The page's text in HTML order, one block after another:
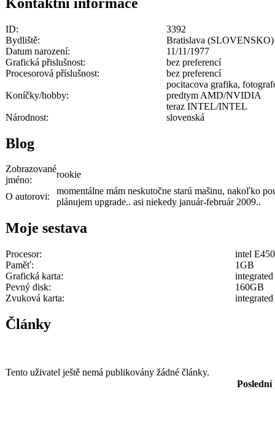
ID:
3392
Bydliště:
Bratislava (SLOVENSKO)
Datum narození:
11/11/1977
Grafická přislušnost:
bez preferencí
Procesorová příslušnost:
bez preferencí
Koníčky/hobby:
pocitacova grafika,
predtym AMD/NVIDIA
teraz INTEL/INTEL
Národnost:
slovenská
Blog
Zobrazované
jméno:
rookie
O autorovi:
momentálne mám neskutočne starú mašinu, nakoľko
plánujem upgrade.. asi niekedy január-február 2009..
Moje sestava
Procesor:
intel
Paměť:
1GB
Grafická karta:
integrated
Pevný disk:
160GB
Zvuková karta:
integrated
Články
Tento uživatel ještě nemá publikovány žádné články.